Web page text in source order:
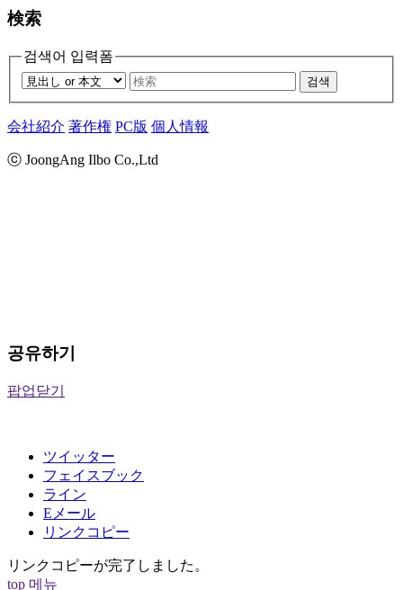
検索
검색어 입력폼
검색
会社紹介 著作権 PC版 個人情報
ⓒ JoongAng Ilbo Co.,Ltd
공유하기
팝업닫기
ツイッター
フェイスブック
ライン
Eメール
リンクコピー
リンクコピーが完了しました。
top 메뉴